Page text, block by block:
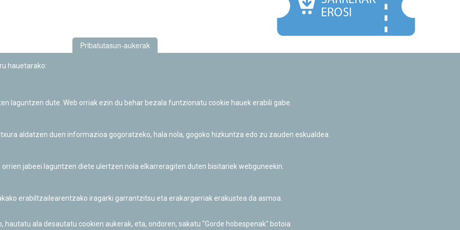
Informazio publikoa eskatzeko baimena
Pribatutasun-aukerak
hauetarako:
laguntzen dute. Web orriak ezin du behar bezala funtzionatu cookie hauek erabili gabe.
aldatzen duen informazioa gogoratzeko, hala nola, gogoko hizkuntza edo zu zauden eskualdea.
jabeei laguntzen diete ulertzen nola elkarreragiten duten bisitariek webguneekin.
erabiltzailearentzako iragarki garrantzitsu eta erakargarriak erakustea da asmoa.
ala desautatu cookien aukerak, eta, ondoren, sakatu "Gorde hobespenak" botoia.